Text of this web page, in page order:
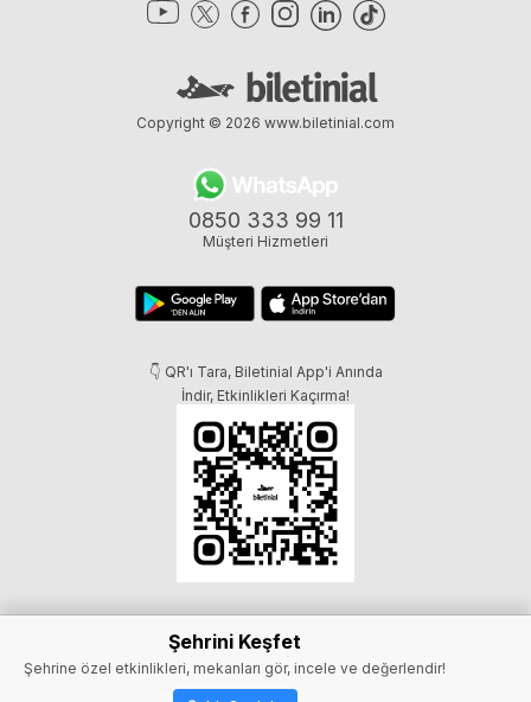
Şehrini Keşfet
Şehrine özel etkinlikleri, mekanları gör, incele ve değerlendir!
0850 333 99 11
Müşteri Hizmetleri
👇 QR'ı Tara, Biletinial App'i Anında
İndir, Etkinlikleri Kaçırma!
Copyright © 2026 www.biletinial.com